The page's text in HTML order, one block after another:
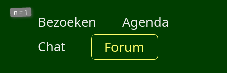
n = 1
Bezoeken
Agenda
Chat
Forum